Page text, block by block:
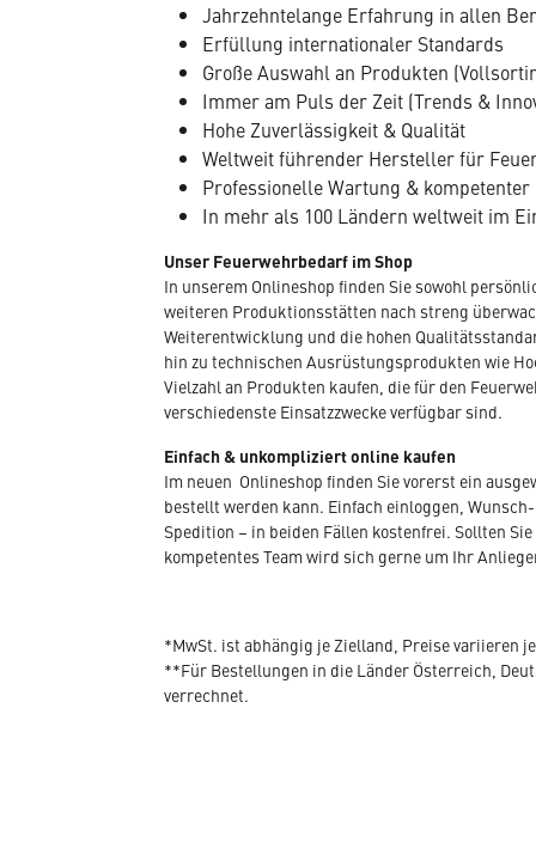
Jahrzehntelange Erfahrung in allen
Erfüllung internationaler Standards
Große Auswahl an Produkten
Immer am Puls der Zeit (Trends &
Hohe Zuverlässigkeit & Qualität
Weltweit führender Hersteller für
Professionelle Wartung &
In mehr als 100 Ländern weltweit im
Unser Feuerwehrbedarf im Shop
In unserem Onlineshop finden Sie sowohl
weiteren Produktionsstätten nach streng
Weiterentwicklung und die hohen
hin zu technischen Ausrüstungsprodukten wie
Vielzahl an Produkten kaufen, die für den
verschiedenste Einsatzzwecke verfügbar sind.
Einfach & unkompliziert online kaufen
Im neuen Onlineshop finden Sie vorerst ein
bestellt werden kann. Einfach einloggen,
Spedition – in beiden Fällen kostenfrei. Sollten
kompetentes Team wird sich gerne um Ihr
*MwSt. ist abhängig je Zielland, Preise variieren
**Für Bestellungen in die Länder Österreich,
verrechnet.